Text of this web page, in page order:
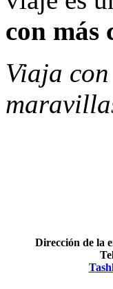
con más
Viaja
Dirección de la